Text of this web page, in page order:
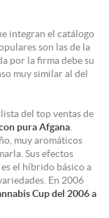
integran el catálogo
son las de la
por la firma debe su
muy similar al del
lista del top ventas de
pura Afgana.
muy aromáticos
Sus efectos
el híbrido básico a
En 2006
Cup del 2006 a